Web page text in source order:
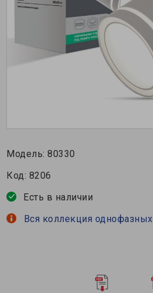
Модель:80330
Код: 8206
Есть в наличии
Вся коллекция однофазных